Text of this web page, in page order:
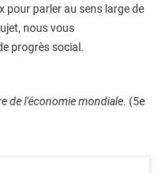
pour parler au sens large de
nous vous
progrès social.
de l'économie mondiale. (5e